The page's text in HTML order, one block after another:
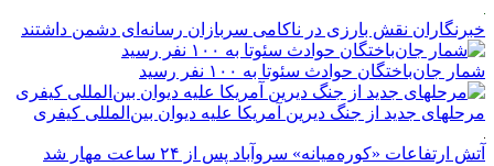
خبرنگاران نقش بارزی در ناکامی سربازان رسانه‌ای دشمن داشتند
شمار جان‌باختگان حوادث سئوتا به ۱۰۰ نفر رسید
مرحله‎ای جدید از جنگ دیرین آمریکا علیه دیوان بین‌المللی کیفری
آتش ارتفاعات «کوره‌میانه» سروآباد پس از ۲۴ ساعت مهار شد